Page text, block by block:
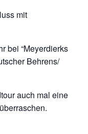
mit
bei “Meyerdierks
Behrens/
auch mal eine